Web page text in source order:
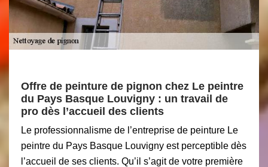
Offre de peinture de pignon chez Le peintre
du Pays Basque Louvigny : un travail de
pro dès l’accueil des clients
Le professionnalisme de l’entreprise de peinture Le
peintre du Pays Basque Louvigny est perceptible dès
l’accueil de ses clients. Qu’il s’agit de votre première